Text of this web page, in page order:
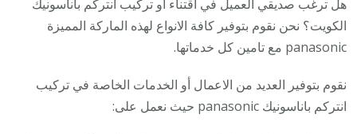
هل ترغب صديقي العميل في اقتناء أو تركيب انتركم باناسونيك
الكويت؟ نحن نقوم بتوفير كافة الانواع لهذه الماركة المميزة
panasonic مع تامين كل خدماتها.
نقوم بتوفير العديد من الاعمال أو الخدمات الخاصة في تركيب
انتركم باناسونيك panasonic حيث نعمل على: